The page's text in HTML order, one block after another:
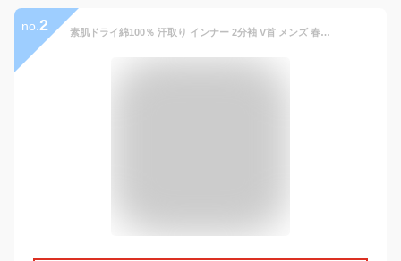
no. 2 素肌ドライ綿100％ 汗取り インナー 2分袖 V首 メンズ 春夏 脇汗 シャツ 半袖 Vネック パッド付き ドライ 汗染み 防止 汗 対策 シャツ 綿混 汗とり パット付き 吸汗速乾 スーツ 出張 肌着 紳士 男性 M4442P-E